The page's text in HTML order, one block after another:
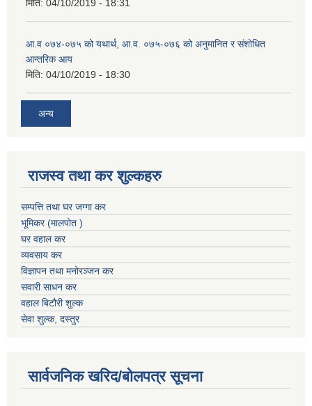
मिति: 04/10/2019 - 18:31
आ.व ०७४-०७५ को यथार्थ, आ.व. ०७५-०७६ को अनुमानित र संशोधित
आन्तरिक आय
मिति: 04/10/2019 - 18:30
अन्य
राजस्व तथा कर शुल्कहरु
सम्पत्ति तथा घर जग्गा कर
भूमिकर (मालपोत )
घर वहाल कर
व्यवसाय कर
विज्ञापन तथा मनोरञ्जन कर
सवारी साधन कर
वहाल बिटौरी शुल्क
सेवा शुल्क, दस्तुर
सार्वजनिक खरिद/बोलपत्र सूचना